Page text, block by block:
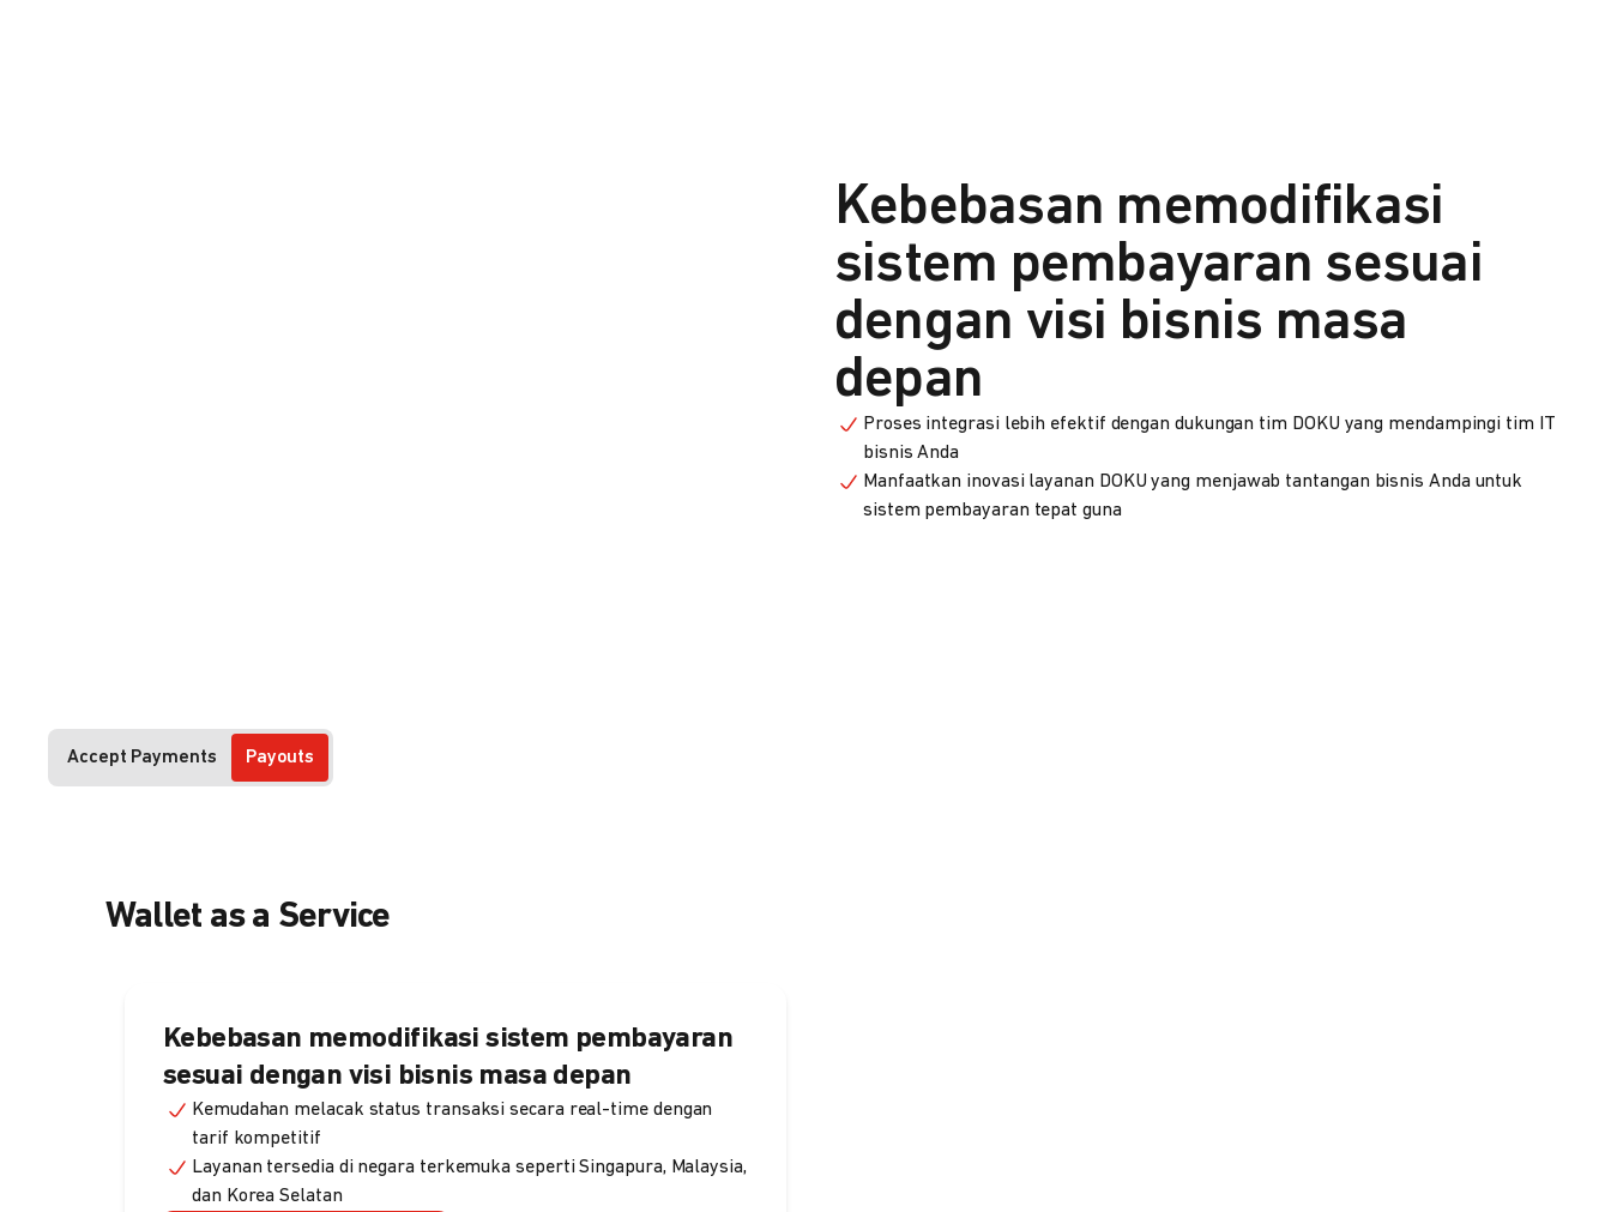
Kebebasan memodifikasi
sistem pembayaran sesuai
dengan visi bisnis masa
depan
Proses integrasi lebih efektif dengan dukungan tim DOKU yang mendampingi tim IT
bisnis Anda
Manfaatkan inovasi layanan DOKU yang menjawab tantangan bisnis Anda untuk
sistem pembayaran tepat guna
Accept Payments Payouts
Wallet as a Service
Kebebasan memodifikasi sistem pembayaran
sesuai dengan visi bisnis masa depan
Kemudahan melacak status transaksi secara real-time dengan
tarif kompetitif
Layanan tersedia di negara terkemuka seperti Singapura, Malaysia,
dan Korea Selatan